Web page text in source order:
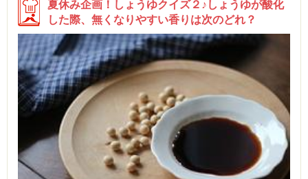
夏休み企画！しょうゆクイズ２♪しょうゆが酸化
した際、無くなりやすい香りは次のどれ？